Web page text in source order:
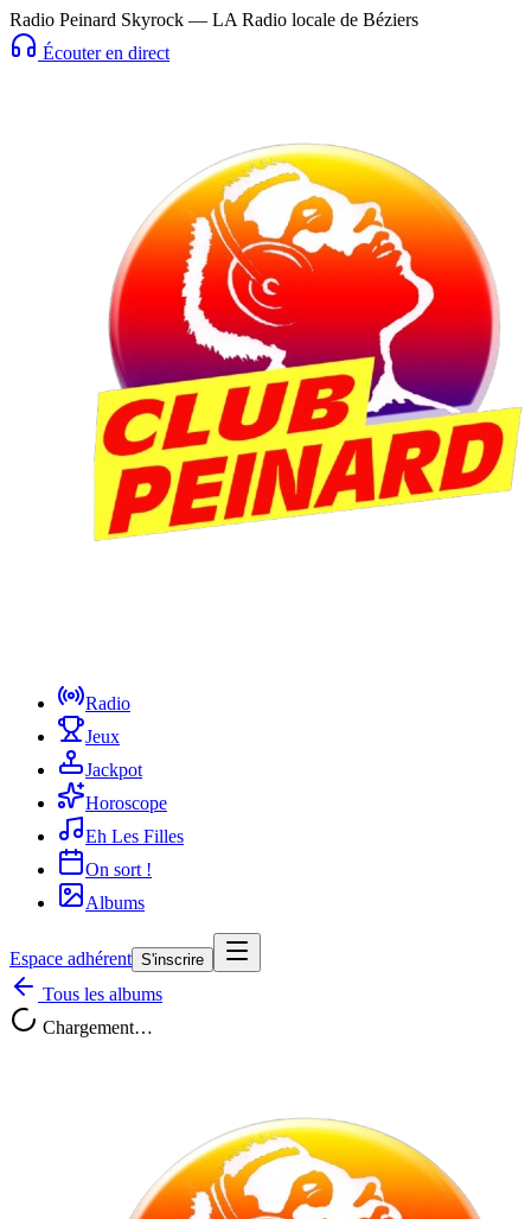
Radio Peinard Skyrock — LA Radio locale de Béziers
Écouter en direct
Radio
Jeux
Jackpot
Horoscope
Eh Les Filles
On sort !
Albums
Espace adhérent S'inscrire
Tous les albums
Chargement…